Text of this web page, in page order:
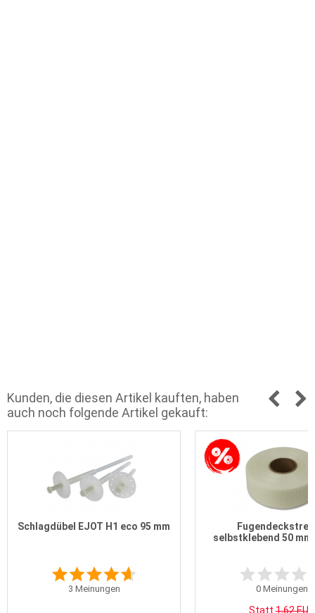
Kunden, die diesen Artikel kauften, haben
auch noch folgende Artikel gekauft:
Schlagdübel EJOT H1 eco 95 mm
3 Meinungen
selbstklebend 50 mm
0Meinungen
Statt1,62 EUR